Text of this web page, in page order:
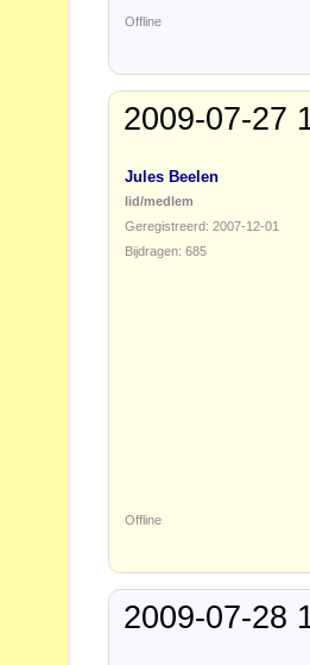
Offline
2009-07-27
Jules Beelen
lid/medlem
Geregistreerd: 2007-12-01
Bijdragen: 685
Offline
2009-07-28